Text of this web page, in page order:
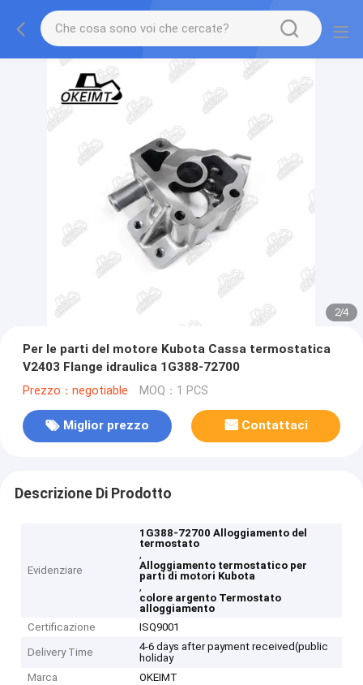
2/4
Per le parti del motore Kubota Cassa termostatica
V2403 Flange idraulica 1G388-72700
Prezzo：negotiable MOQ：1 PCS
Miglior prezzo Contattaci
Descrizione Di Prodotto
Evidenziare
1G388-72700 Alloggiamento del
termostato
,
Alloggiamento termostatico per
parti di motori Kubota
,
colore argento Termostato
alloggiamento
Certificazione
ISQ9001
Delivery Time
4-6 days after payment received(public
holiday
Marca
OKEIMT